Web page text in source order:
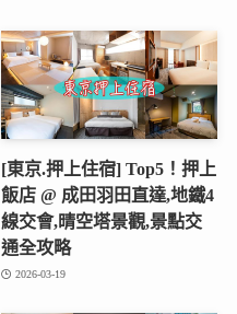
[東京.押上住宿] Top5！押上
飯店 @ 成田羽田直達,地鐵4
線交會,晴空塔景觀,景點交
通全攻略
2026-03-19